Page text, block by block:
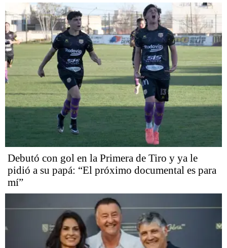
Debutó con gol en la Primera de Tiro y ya le
pidió a su papá: “El próximo documental es para
mí”